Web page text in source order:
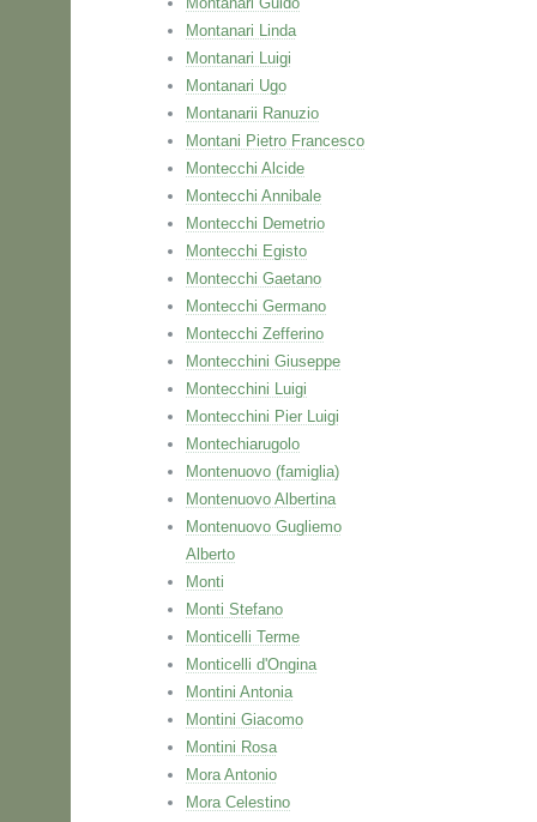
Montanari Linda
Montanari Luigi
Montanari Ugo
Montanarii Ranuzio
Montani Pietro Francesco
Montecchi Alcide
Montecchi Annibale
Montecchi Demetrio
Montecchi Egisto
Montecchi Gaetano
Montecchi Germano
Montecchi Zefferino
Montecchini Giuseppe
Montecchini Luigi
Montecchini Pier Luigi
Montechiarugolo
Montenuovo (famiglia)
Montenuovo Albertina
Montenuovo Gugliemo
Alberto
Monti
Monti Stefano
Monticelli Terme
Monticelli d'Ongina
Montini Antonia
Montini Giacomo
Montini Rosa
Mora Antonio
Mora Celestino